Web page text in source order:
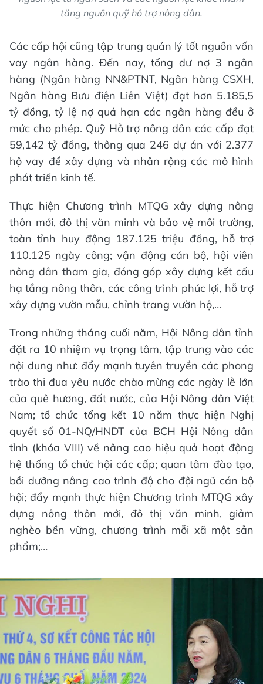
tăng nguồn quỹ hỗ trợ nông dân.
Các cấp hội cũng tập trung quản lý tốt nguồn vốn
vay ngân hàng. Đến nay, tổng dư nợ 3 ngân
hàng (Ngân hàng NN&PTNT, Ngân hàng CSXH,
Ngân hàng Bưu điện Liên Việt) đạt hơn 5.185,5
tỷ đồng, tỷ lệ nợ quá hạn các ngân hàng đều ở
mức cho phép. Quỹ Hỗ trợ nông dân các cấp đạt
59,142 tỷ đồng, thông qua 246 dự án với 2.377
hộ vay để xây dựng và nhân rộng các mô hình
phát triển kinh tế.
Thực hiện Chương trình MTQG xây dựng nông
thôn mới, đô thị văn minh và bảo vệ môi trường,
toàn tỉnh huy động 187.125 triệu đồng, hỗ trợ
110.125 ngày công; vận động cán bộ, hội viên
nông dân tham gia, đóng góp xây dựng kết cấu
hạ tầng nông thôn, các công trình phúc lợi, hỗ trợ
xây dựng vườn mẫu, chỉnh trang vườn hộ,…
Trong những tháng cuối năm, Hội Nông dân tỉnh
đặt ra 10 nhiệm vụ trọng tâm, tập trung vào các
nội dung như: đẩy mạnh tuyên truyền các phong
trào thi đua yêu nước chào mừng các ngày lễ lớn
của quê hương, đất nước, của Hội Nông dân Việt
Nam; tổ chức tổng kết 10 năm thực hiện Nghị
quyết số 01-NQ/HNDT của BCH Hội Nông dân
tỉnh (khóa VIII) về nâng cao hiệu quả hoạt động
hệ thống tổ chức hội các cấp; quan tâm đào tạo,
bồi dưỡng nâng cao trình độ cho đội ngũ cán bộ
hội; đẩy mạnh thực hiện Chương trình MTQG xây
dựng nông thôn mới, đô thị văn minh, giảm
nghèo bền vững, chương trình mỗi xã một sản
phẩm;…